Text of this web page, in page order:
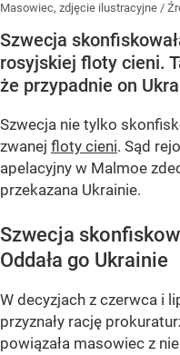
Masowiec, zdjęcie ilustracyjne /
Szwecja
rosyjskiej floty cieni.
że przypadnie on
Szwecja nie tylko
zwanej floty cieni. Sąd
apelacyjny w Malmoe
przekazana Ukrainie.
Szwecja
Oddała go Ukrainie
W decyzjach z czerwca i
przyznały rację
powiązała masowiec z